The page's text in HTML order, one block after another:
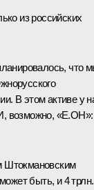
из российских
что
В этом активе у
возможно, «Е.ОН»:
Штокмановским
быть, и 4 трлн.